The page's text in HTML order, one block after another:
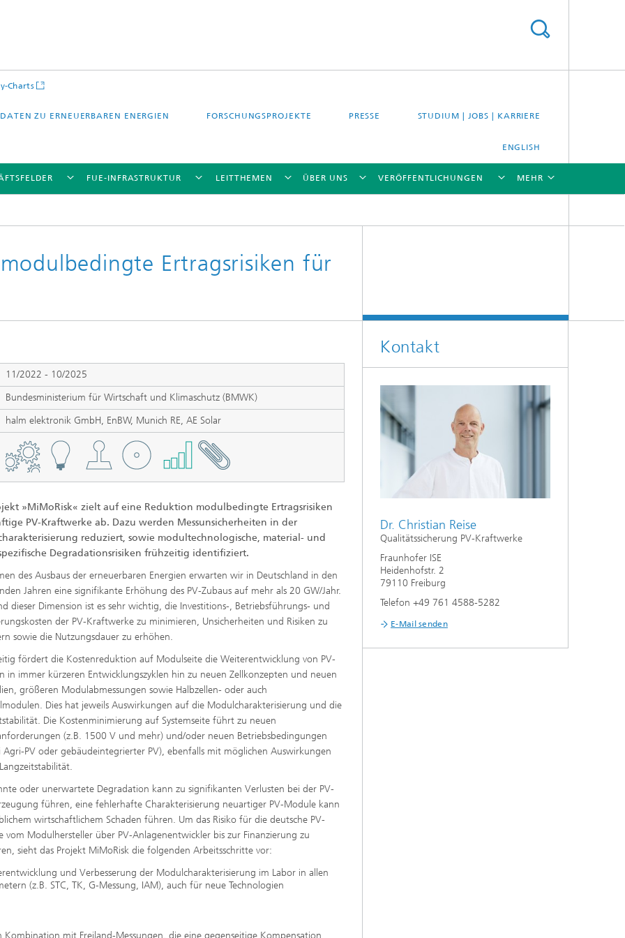
Charts
DATEN ZU ERNEUERBAREN ENERGIEN FORSCHUNGSPROJEKTE PRESSE STUDIUM | JOBS | KARRIERE
ENGLISH
und
Intelligenz und
Digitaler Netzanschluss
Gebäude
Klima, Kälte
Anlagen und
Nachhaltige Syntheseprodukte
Hydrogen System Analysis
Integrierte Energieinfrastrukturen:
Energiedaten und Monitoring
Flexibilitätsmanagement von
Energieanlagen
Energiekonzepte für die Industrie
Vor-Ort-Systeme
Elektromobilität
FUE-INFRASTRUKTUR
TestLab PV Modules
LEITTHEMEN ÜBER UNS VERÖFFENTLICHUNGEN MEHR
Ertragsrisiken für
11/2022 - 10/2025
Bundesministerium für Wirtschaft und Klimaschutz (BMWK)
halm elektronik GmbH, EnBW, Munich RE, AE Solar
»MiMoRisk« zielt auf eine Reduktion modulbedingte Ertragsrisiken
PV-Kraftwerke ab. Dazu werden Messunsicherheiten in der
reduziert, sowie modultechnologische, material- und
Degradationsrisiken frühzeitig identifiziert.
des Ausbaus der erneuerbaren Energien erwarten wir in Deutschland in den
Jahren eine signifikante Erhöhung des PV-Zubaus auf mehr als 20 GW/Jahr.
dieser Dimension ist es sehr wichtig, die Investitions-, Betriebsführungs- und
der PV-Kraftwerke zu minimieren, Unsicherheiten und Risiken zu
sowie die Nutzungsdauer zu erhöhen.
fördert die Kostenreduktion auf Modulseite die Weiterentwicklung von PV-
in immer kürzeren Entwicklungszyklen hin zu neuen Zellkonzepten und neuen
größeren Modulabmessungen sowie Halbzellen- oder auch
Dies hat jeweils Auswirkungen auf die Modulcharakterisierung und die
Die Kostenminimierung auf Systemseite führt zu neuen
(z.B. 1500 V und mehr) und/oder neuen Betriebsbedingungen
Agri-PV oder gebäudeintegrierter PV), ebenfalls mit möglichen Auswirkungen
oder unerwartete Degradation kann zu signifikanten Verlusten bei der PV-
führen, eine fehlerhafte Charakterisierung neuartiger PV-Module kann
wirtschaftlichem Schaden führen. Um das Risiko für die deutsche PV-
vom Modulhersteller über PV-Anlagenentwickler bis zur Finanzierung zu
sieht das Projekt MiMoRisk die folgenden Arbeitsschritte vor:
und Verbesserung der Modulcharakterisierung im Labor in allen
(z.B. STC, TK, G-Messung, IAM), auch für neue Technologien
mit Freiland-Messungen, die eine gegenseitige Kompensation
Kontakt
Dr. Christian Reise
Qualitätssicherung PV-Kraftwerke
Fraunhofer ISE
Heidenhofstr. 2
79110 Freiburg
Telefon +49 761 4588-5282
E-Mail senden